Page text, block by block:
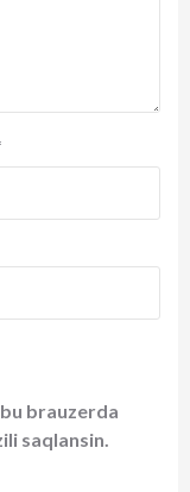
brauzerda
saqlansin.